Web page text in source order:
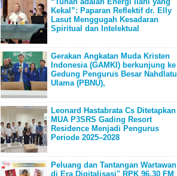
Kekal”: Paparan Reflektif dr. Elly
Lasut Menggugah Kesadaran
Spiritual dan Intelektual
Gerakan Angkatan Muda Kristen
Indonesia (GAMKI) berkunjung ke
Gedung Pengurus Besar Nahdlatul
Ulama (PBNU),
Leonard Hastabrata Cs Ditetapkan
MUA P3SRS Gading Resort
Residence Menjadi Pengurus
Periode 2025–2028
Peluang dan Tantangan Wartawan
di Era Digitalisasi" RPK 96.30 FM